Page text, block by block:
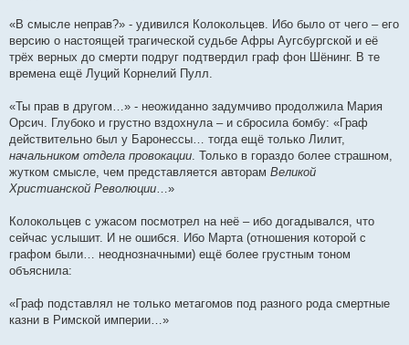
«В смысле неправ?» - удивился Колокольцев. Ибо было от чего – его
версию о настоящей трагической судьбе Афры Аугсбургской и её
трёх верных до смерти подруг подтвердил граф фон Шёнинг. В те
времена ещё Луций Корнелий Пулл.
«Ты прав в другом…» - неожиданно задумчиво продолжила Мария
Орсич. Глубоко и грустно вздохнула – и сбросила бомбу: «Граф
действительно был у Баронессы… тогда ещё только Лилит,
начальником отдела провокации. Только в гораздо более страшном,
жутком смысле, чем представляется авторам Великой
Христианской Революции…»
Колокольцев с ужасом посмотрел на неё – ибо догадывался, что
сейчас услышит. И не ошибся. Ибо Марта (отношения которой с
графом были… неоднозначными) ещё более грустным тоном
объяснила:
«Граф подставлял не только метагомов под разного рода смертные
казни в Римской империи…»